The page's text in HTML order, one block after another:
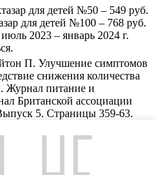
для детей №50 – 549 руб.
для детей №100 – 768 руб.
2023 – январь 2024 г.
П. Улучшение симптомов
снижения количества
Журнал питание и
Британской ассоциации
5. Страницы 359-63.